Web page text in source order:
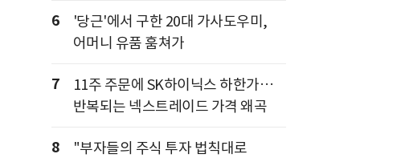
6
'당근'에서 구한 20대 가사도우미,
어머니 유품 훔쳐가
7
11주 주문에 SK하이닉스 하한가…
반복되는 넥스트레이드 가격 왜곡
8
"부자들의 주식 투자 법칙대로